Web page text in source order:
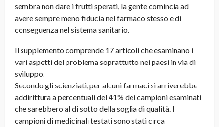
sembra non dare i frutti sperati, la gente comincia ad
avere sempre meno fiducia nel farmaco stesso e di
conseguenza nel sistema sanitario.
Il supplemento comprende 17 articoli che esaminano i
vari aspetti del problema soprattutto nei paesi in via di
sviluppo.
Secondo gli scienziati, per alcuni farmaci si arriverebbe
addirittura a percentuali del 41% dei campioni esaminati
che sarebbero al di sotto della soglia di qualità. I
campioni di medicinali testati sono stati circa